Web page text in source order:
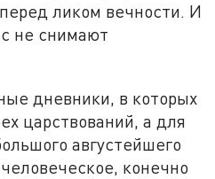
ликом вечности. И
не снимают
дневники, в которых
царствований, а для
августейшего
конечно